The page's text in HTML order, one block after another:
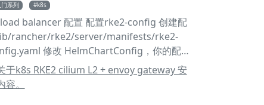
系列 k8s
balancer 配置 配置rke2-config 创建配
rancher/rke2/server/manifests/rke2-
修改 HelmChartConfig，你的配置
样（关键部分）： 1apiVersion:
v1 2kind: HelmChartConfig
于k8s RKE2 cilium L2 + envoy gateway 安
。